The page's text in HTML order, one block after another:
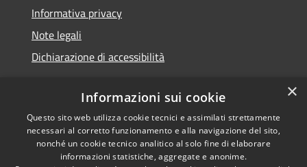
Informativa privacy
Note legali
Dichiarazione di accessibilità
RSS
Accessibilità
Copyright © 2026 • Comune di
Renate • Powered by
Municipium•Accesso
×
Informazioni sui cookie
Questo sito web utilizza cookie tecnici e assimilati strettamente
necessari al corretto funzionamento e alla navigazione del sito,
nonché un cookie tecnico analitico al solo fine di elaborare
informazioni statistiche, aggregate e anonime.